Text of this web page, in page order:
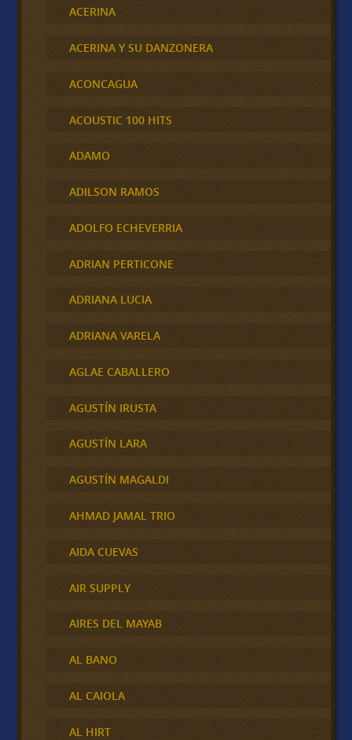
ACERINA
ACERINA Y SU DANZONERA
ACONCAGUA
ACOUSTIC 100 HITS
ADAMO
ADILSON RAMOS
ADOLFO ECHEVERRIA
ADRIAN PERTICONE
ADRIANA LUCIA
ADRIANA VARELA
AGLAE CABALLERO
AGUSTÍN IRUSTA
AGUSTÍN LARA
AGUSTÍN MAGALDI
AHMAD JAMAL TRIO
AIDA CUEVAS
AIR SUPPLY
AIRES DEL MAYAB
AL BANO
AL CAIOLA
AL HIRT